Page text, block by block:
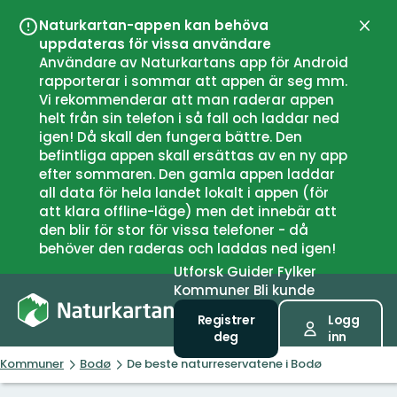
Naturkartan-appen kan behöva
uppdateras för vissa användare
Användare av Naturkartans app för Android
rapporterar i sommar att appen är seg mm.
Vi rekommenderar att man raderar appen
helt från sin telefon i så fall och laddar ned
igen! Då skall den fungera bättre. Den
befintliga appen skall ersättas av en ny app
efter sommaren. Den gamla appen laddar
all data för hela landet lokalt i appen (för
att klara offline-läge) men det innebär att
den blir för stor för vissa telefoner - då
behöver den raderas och laddas ned igen!
Lukk
UtforskGuiderFylker
Kommuner Bli kunde
Registrer
deg
Logg
inn
Kommuner Bodø De beste naturreservatene i Bodø